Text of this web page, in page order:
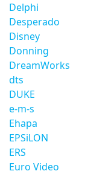
Delphi
Desperado
Disney
Donning
DreamWorks
dts
DUKE
e-m-s
Ehapa
EPSiLON
ERS
Euro Video